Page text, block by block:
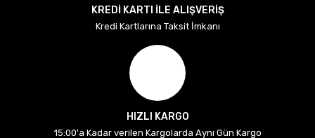
KREDİ KARTI İLE ALIŞVERİŞ
Kredi Kartlarına Taksit İmkanı
HIZLI KARGO
15:00'a Kadar verilen Kargolarda Aynı Gün Kargo